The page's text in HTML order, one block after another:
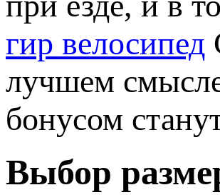
гир велосипед
лучшем
бонусом
Выбор